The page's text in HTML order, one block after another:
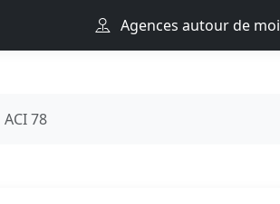
Agences autour de moi
ACI 78